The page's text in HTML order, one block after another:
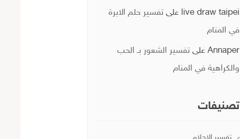
live draw taipei على تفسير حلم الابرة
في المنام
Annaperعلى تفسير الشعور بـ الحب
والكراهية في المنام
تصنيفات